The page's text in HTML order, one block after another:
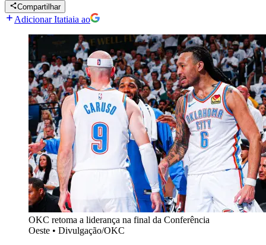
Compartilhar
Adicionar Itatiaia ao
OKC retoma a liderança na final da Conferência
Oeste • Divulgação/OKC